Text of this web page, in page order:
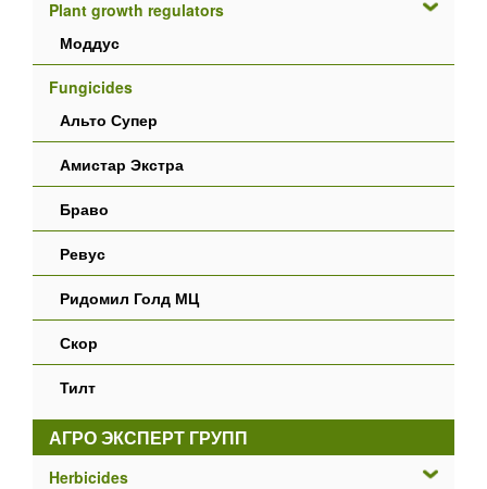
Plant growth regulators
Моддус
Fungicides
Альто Супер
Амистар Экстра
Браво
Ревус
Ридомил Голд МЦ
Скор
Тилт
АГРО ЭКСПЕРТ ГРУПП
Herbicides